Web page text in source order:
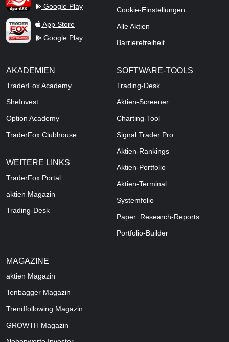
Google Play
TraderFox Live Trading
App Store
Google Play
Cookie-Einstellungen
Alle Aktien
Barrierefreiheit
AKADEMIEN
TraderFox Academy
SheInvest
Option Academy
TraderFox Clubhouse
WEITERE LINKS
TraderFox Portal
aktien Magazin
Trading-Desk
SOFTWARE-TOOLS
Trading-Desk
Aktien-Screener
Charting-Tool
Signal Trader Pro
Aktien-Rankings
Aktien-Portfolio
Aktien-Terminal
Systemfolio
Paper: Research-Reports
Portfolio-Builder
MAGAZINE
aktien Magazin
Tenbagger Magazin
Trendfollowing Magazin
GROWTH Magazin